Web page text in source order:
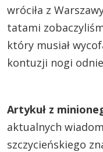
wróciła z
tatami
który musiał
kontuzji nogi
Artykuł z
aktualnych
szczycieńskiego